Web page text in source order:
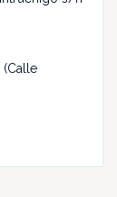
(Calle